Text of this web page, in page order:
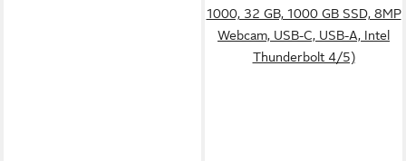
1000, 32 GB, 1000 GB SSD, 8MP
Webcam, USB-C, USB-A, Intel
Thunderbolt 4/5)